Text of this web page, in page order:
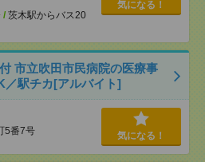
/ 茨木駅からバス20
気になる！
市立吹田市民病院の医療事
／駅チカ[アルバイト]
5番7号 気になる！